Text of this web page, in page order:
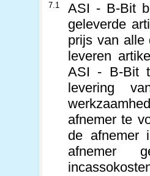
7.1
ASI - B-Bit
geleverde
prijs van alle
leveren
ASI - B-Bit
levering
afnemer te
de afnemer
afnemer